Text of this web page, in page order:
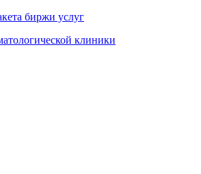
биржи услуг
клиники